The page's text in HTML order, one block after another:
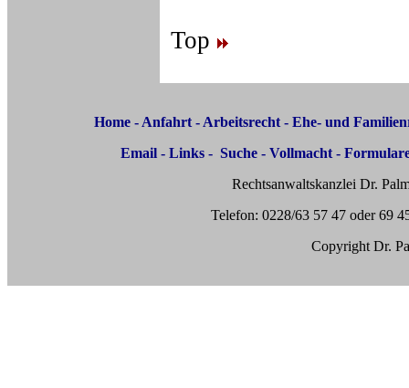
Top
Home - Anfahrt - Arbeitsrecht - Ehe- und
Email- Links- Suche- Vollmacht-
Rechtsanwaltskanzlei Dr.
Telefon: 0228/63 57 47 oder 69
Copyright Dr.